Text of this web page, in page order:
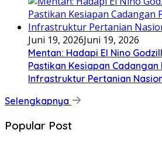
Juni 19, 2026Juni 19, 2026
Mentan: Hadapi El Nino
Pastikan Kesiapan Cadangan
Infrastruktur Pertanian
Selengkapnya
Popular Post